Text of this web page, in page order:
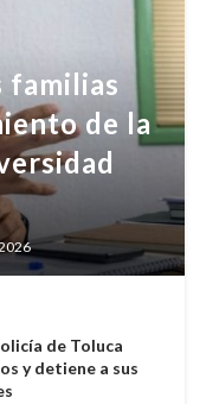
familias
de la
de Toluca
y detiene a sus